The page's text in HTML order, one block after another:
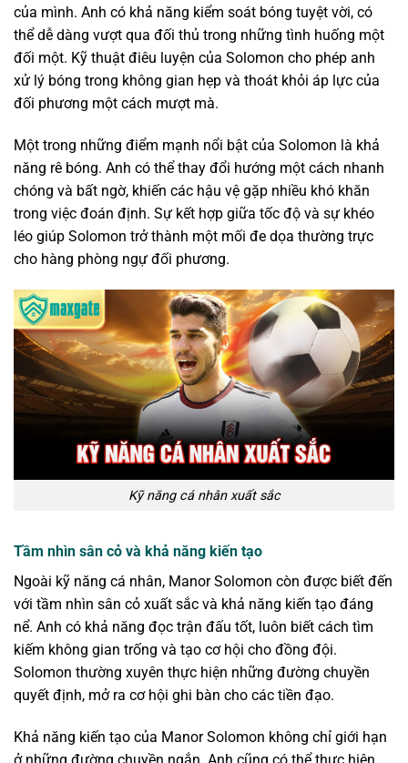
của mình. Anh có khả năng kiểm soát bóng tuyệt vời, có
thể dễ dàng vượt qua đối thủ trong những tình huống một
đối một. Kỹ thuật điêu luyện của Solomon cho phép anh
xử lý bóng trong không gian hẹp và thoát khỏi áp lực của
đối phương một cách mượt mà.
Một trong những điểm mạnh nổi bật của Solomon là khả
năng rê bóng. Anh có thể thay đổi hướng một cách nhanh
chóng và bất ngờ, khiến các hậu vệ gặp nhiều khó khăn
trong việc đoán định. Sự kết hợp giữa tốc độ và sự khéo
léo giúp Solomon trở thành một mối đe dọa thường trực
cho hàng phòng ngự đối phương.
Kỹ năng cá nhân xuất sắc
Tầm nhìn sân cỏ và khả năng kiến tạo
Ngoài kỹ năng cá nhân, Manor Solomon còn được biết đến
với tầm nhìn sân cỏ xuất sắc và khả năng kiến tạo đáng
nể. Anh có khả năng đọc trận đấu tốt, luôn biết cách tìm
kiếm không gian trống và tạo cơ hội cho đồng đội.
Solomon thường xuyên thực hiện những đường chuyền
quyết định, mở ra cơ hội ghi bàn cho các tiền đạo.
Khả năng kiến tạo của Manor Solomon không chỉ giới hạn